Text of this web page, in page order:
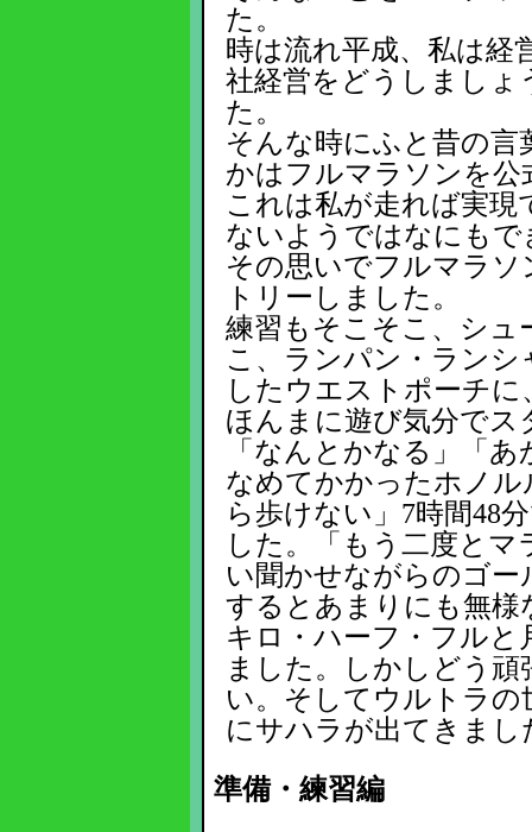
た。
時は流れ平成、私は経
社経営をどうしまし
た。
そんな時にふと昔の言
かはフルマラソンを
これは私が走れば実
ないようではなにもで
その思いでフルマラ
トリーしました。
練習もそこそこ、シ
こ、ランパン・ランシ
したウエストポーチ
ほんまに遊び気分でス
「なんとかなる」「
なめてかかったホノ
ら歩けない」7時間48
した。「もう二度と
い聞かせながらのゴ
するとあまりにも無様
キロ・ハーフ・フルと
ました。しかしどう
い。そしてウルトラの
にサハラが出てきまし
準備・練習編